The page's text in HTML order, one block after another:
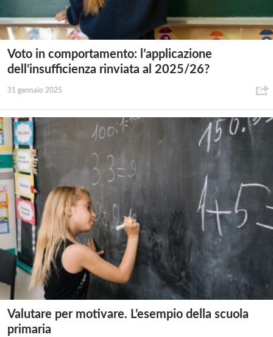
Voto in comportamento: l’applicazione
dell’insufficienza rinviata al 2025/26?
31 gennaio 2025
Valutare per motivare. L’esempio della scuola
primaria